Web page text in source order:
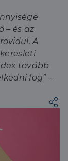
– és az
A
tovább
fog”–